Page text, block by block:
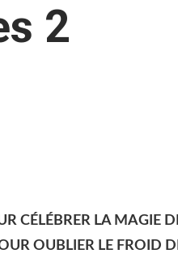
2
CÉLÉBRER LA MAGIE
OUBLIER LE FROID